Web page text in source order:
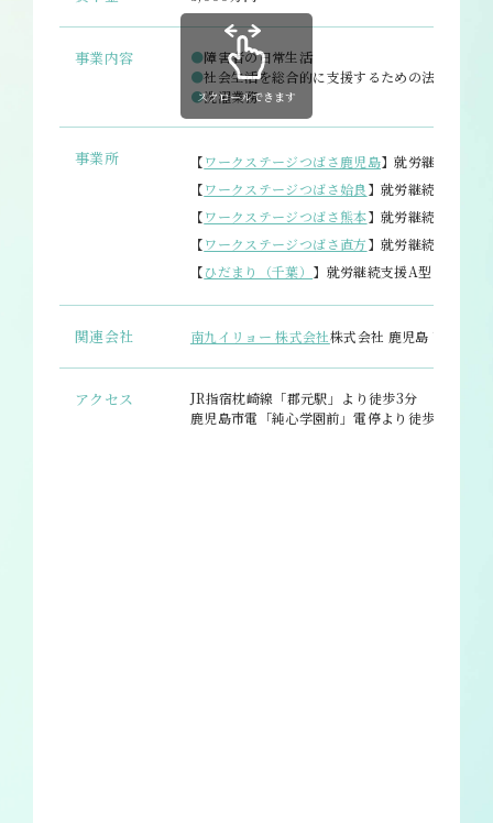
事業内容 ●障害者の日常生活
●社会生活を総合的に支援するための法律に基
●洗濯業務
事業所 【ワークステージつばさ鹿児島】就労継続支援B
【ワークステージつばさ姶良】就労継続支援A型
【ワークステージつばさ熊本】就労継続支援B型
【ワークステージつばさ直方】就労継続支援A型
【ひだまり（千葉） 】就労継続支援A型・就労継
関連会社 南九イリョー 株式会社株式会社 鹿児島ドライ
アクセス
JR指宿枕崎線「郡元駅」より徒歩3分
鹿児島市電「純心学園前」電停より徒歩3分
スクロールできます